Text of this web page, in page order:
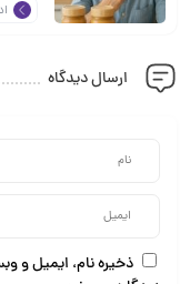
ارسال دیدگاه
ذخیره نام، ایمیل و